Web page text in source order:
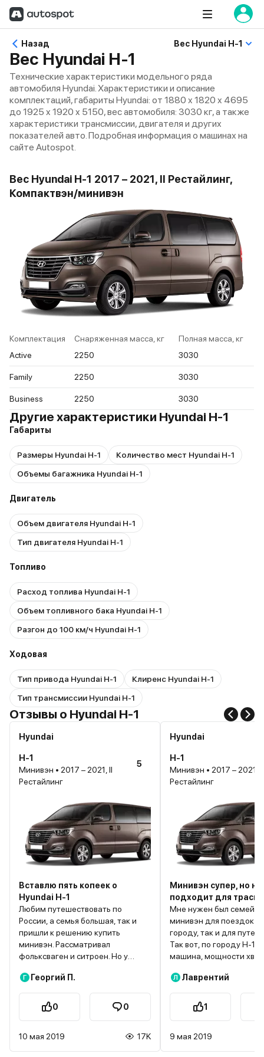
Назад Вес Hyundai H-1
Вес Hyundai H-1
Технические характеристики модельного ряда
автомобиля Hyundai. Характеристики и описание
комплектаций, габариты Hyundai: от 1880 x 1820 x 4695
до 1925 x 1920 x 5150, вес автомобиля: 3030 кг, а также
характеристики трансмиссии, двигателя и других
показателей авто. Подробная информация о машинах на
сайте Autospot.
Вес Hyundai H-1 2017 – 2021, II Рестайлинг,
Компактвэн/минивэн
Комплектация Снаряженная масса, кг
Полная масса, кг
Active
2250 3030
Family 2250 3030
Business 2250 3030
Другие характеристики Hyundai H-1
Габариты
Размеры Hyundai H-1
Количество мест Hyundai H-1
Объемы багажника Hyundai H-1
Двигатель
Объем двигателя Hyundai H-1
Тип двигателя Hyundai H-1
Топливо
Расход топлива Hyundai H-1
Объем топливного бака Hyundai H-1
Разгон до 100 км/ч Hyundai H-1
Ходовая
Тип привода Hyundai H-1
Клиренс Hyundai H-1
Тип трансмиссии Hyundai H-1
Отзывы о Hyundai H-1
Hyundai
H-1
Минивэн • 2017 – 2021, II
Рестайлинг
5
Вставлю пять копеек о
Hyundai H-1
Любим путешествовать по
России, а семья большая, так и
пришли к решению купить
минивэн. Рассматривал
фольксваген и ситроен. Но у
стоимость, а второй нужно было
ждать непонятно сколько. Дилер
сказал от 3 месяцев. Hyundai H-1
не нужно, детям и собакам
дизайн тем более не интересен.
Г Георгий П.
0 0
10 мая 2019 17K
Hyundai
H-1
Минивэн • 2017 – 2021, II
Рестайлинг
Минивэн супер, но не
подходит для трасы
Мне нужен был
минивэн для поездок
городу, так и для
Так вот, по городу Н-1
машина, мощности
хорошая
понятные габариты, но в
поездках все
вырастает значительно,
большой площади
Л Лаврентий
1
9 мая 2019